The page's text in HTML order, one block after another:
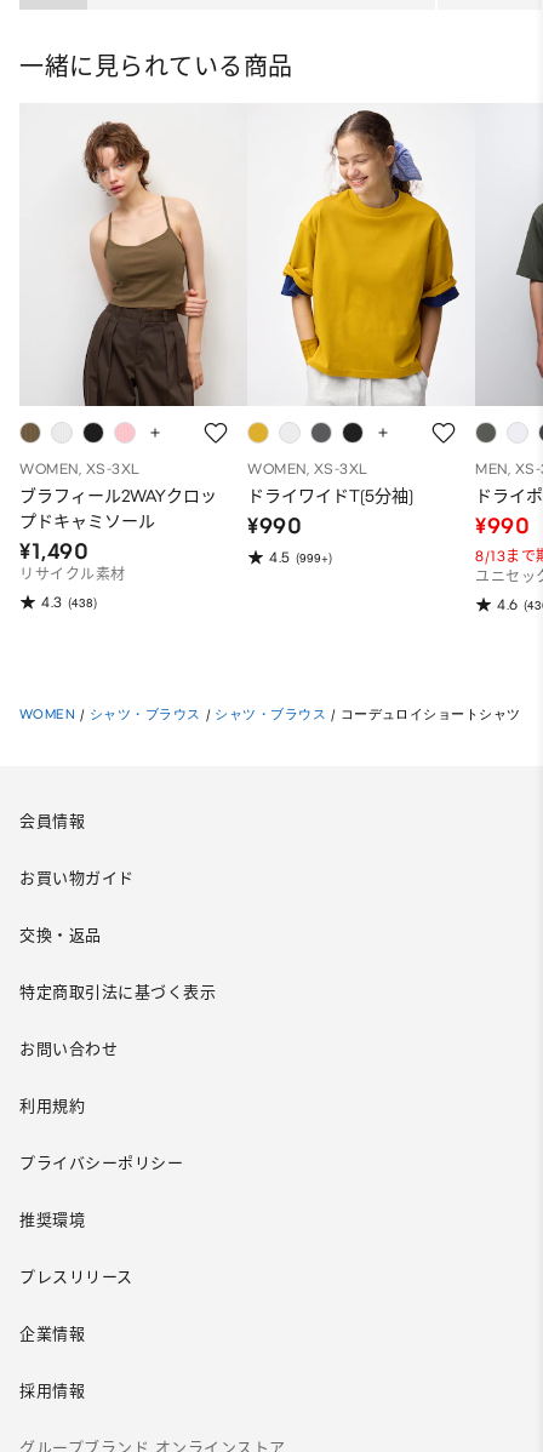
ト
一緒に見られている商品
WOMEN, XS-3XL
ブラフィール2WAYクロッ
プドキャミソール
¥1,490
リサイクル素材
4.3 (438)
WOMEN, XS-3XL
ドライワイドT(5分袖)
¥990
4.5 (999+)
MEN,
ドライ
¥990
8/13まで
ユニセッ
4.6
WOMEN / シャツ・ブラウス / シャツ・ブラウス / コーデュロイショートシャツ
会員情報
お買い物ガイド
交換・返品
特定商取引法に基づく表示
お問い合わせ
利用規約
プライバシーポリシー
推奨環境
プレスリリース
企業情報
採用情報
グループブランド オンラインストア